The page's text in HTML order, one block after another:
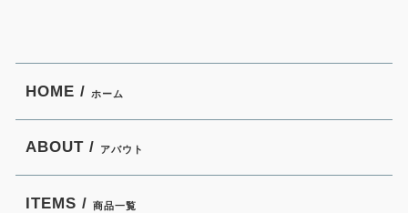
HOME / ホーム
ABOUT / アバウト
ITEMS / 商品一覧